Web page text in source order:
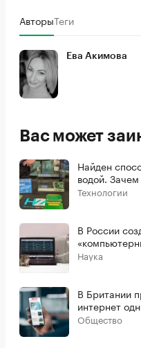
АвторыТеги
Ева Акимова
Вас может
Найден
водой.
Технологии
В России
Наука
В Британии
интернет
Общество